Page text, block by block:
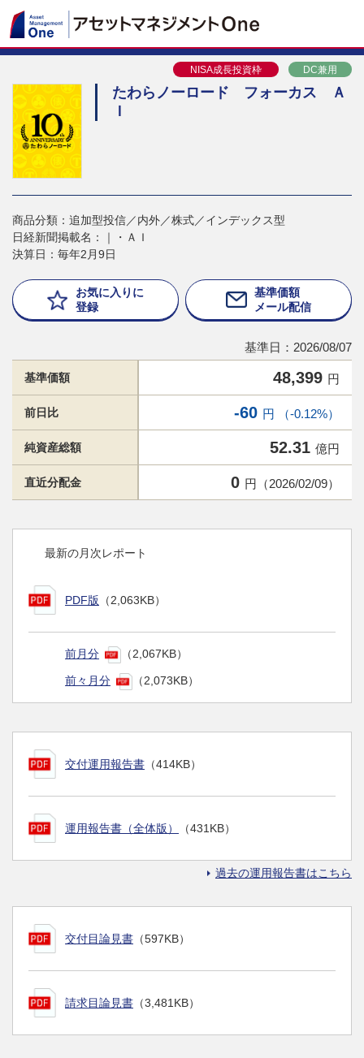
NISA成長投資枠 DC兼用
たわらノーロード フォーカス Ａ
Ｉ
商品分類：追加型投信／内外／株式／インデックス型
日経新聞掲載名：｜・ＡＩ
決算日：毎年2月9日
お気に入りに
登録
基準価額
メール配信
基準日：2026/08/07
基準価額 48,399 円
前日比 -60 円 （-0.12%）
純資産総額 52.31 億円
直近分配金 0 円（2026/02/09）
最新の月次レポート
PDF版 （2,063KB）
前月分 （2,067KB）
前々月分 （2,073KB）
交付運用報告書 （414KB）
運用報告書（全体版） （431KB）
過去の運用報告書はこちら
交付目論見書 （597KB）
請求目論見書 （3,481KB）